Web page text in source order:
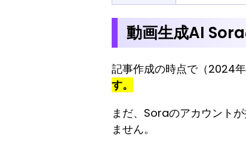
動画生成AI
記事作成の時点で（2024年
す。
まだ、Soraのアカウント
ません。